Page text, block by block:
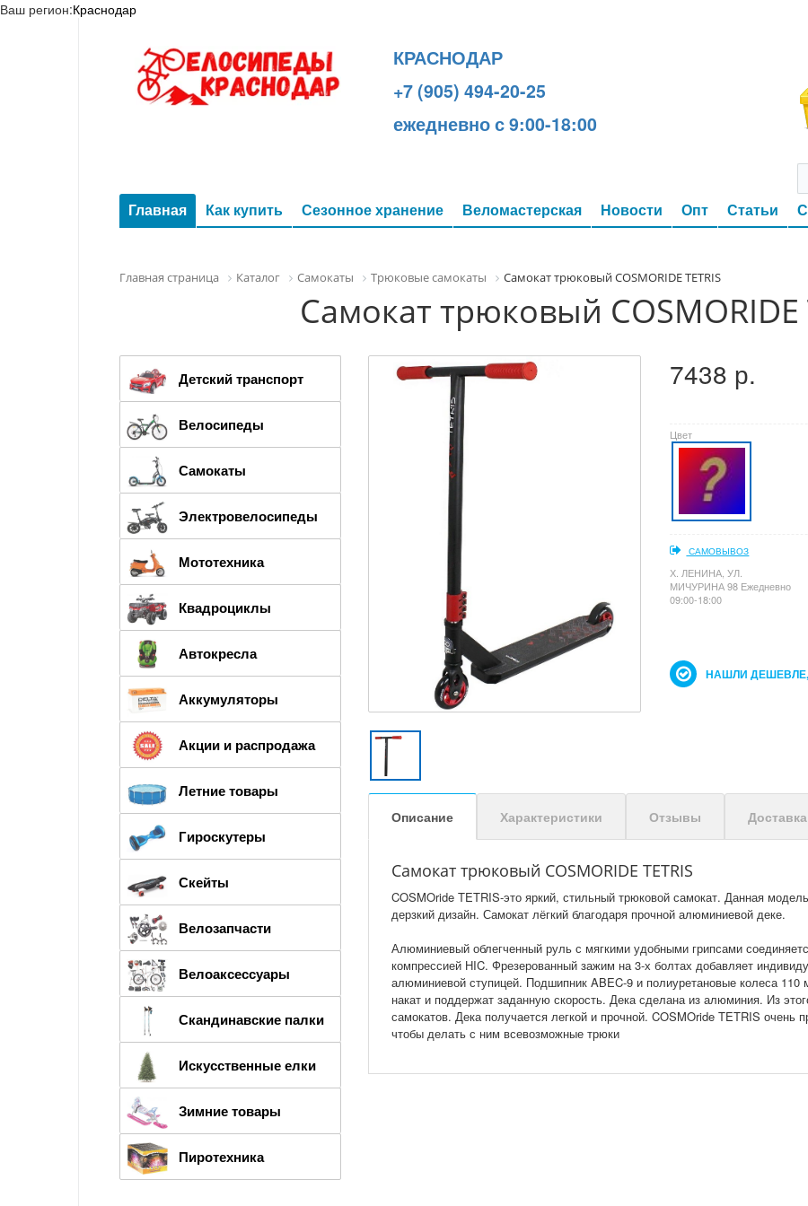
Ваш регион:Краснодар
КРАСНОДАР
+7 (905) 494-20-25
ежедневно с 9:00-18:00
Главная Как купить Сезонное хранение Веломастерская Новости Опт Статьи
Главная страница Каталог Самокаты Трюковые самокаты Самокат трюковый COSMORIDE TETRIS
Самокат трюковый COSMORIDE
7438 р.
Цвет
САМОВЫВОЗ
Х. ЛЕНИНА, УЛ.
МИЧУРИНА 98 Ежедневно
09:00-18:00
НАШЛИ
Описание Характеристики Отзывы Доставка
Самокат трюковый COSMORIDE TETRIS
COSMOride TETRIS-это яркий, стильный трюковой самокат. Данная
дерзкий дизайн. Самокат лёгкий благодаря прочной алюминиевой деке.
Алюминиевый облегченный руль с мягкими удобными грипсами
компрессией HIC. Фрезерованный зажим на 3-х болтах добавляет
алюминиевой ступицей. Подшипник ABEC-9 и полиуретановые колеса
накат и поддержат заданную скорость. Дека сделана из алюминия. Из
самокатов. Дека получается легкой и прочной. COSMOride TETRIS очень
чтобы делать с ним всевозможные трюки
Детский транспорт
Велосипеды
Самокаты
Электровелосипеды
Мототехника
Квадроциклы
Автокресла
Аккумуляторы
Акции и распродажа
Летние товары
Гироскутеры
Скейты
Велозапчасти
Велоаксессуары
Скандинавские палки
Искусственные елки
Зимние товары
Пиротехника